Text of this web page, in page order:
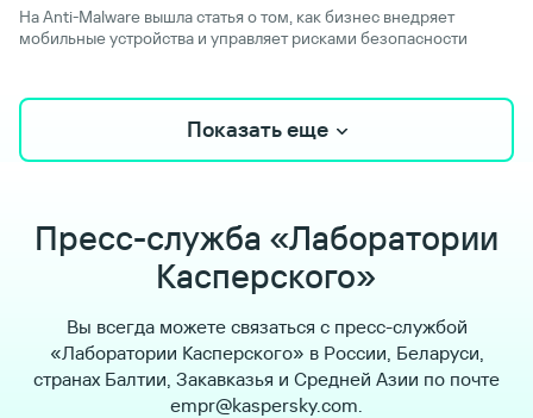
На Anti-Malware вышла статья о том, как бизнес внедряет
мобильные устройства и управляет рисками безопасности
Показать еще
Пресс-служба «Лаборатории
Касперского»
Вы всегда можете связаться с пресс-службой
«Лаборатории Касперского» в России, Беларуси,
странах Балтии, Закавказья и Средней Азии по почте
empr@kaspersky.com.